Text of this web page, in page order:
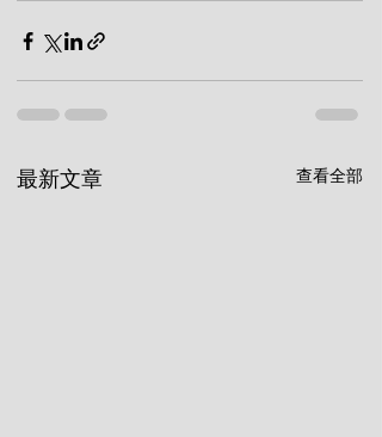
最新文章 查看全部